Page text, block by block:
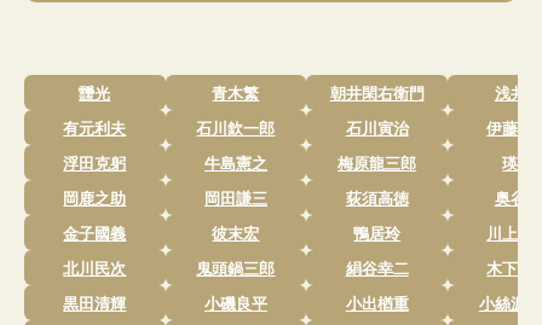
靉光 青木繁 朝井閑右衛門
浅井忠
有元利夫
石川欽一郎 石川寅治
伊藤清
浮田克躬
牛島憲之 梅原龍三郎
瑛九
岡鹿之助
岡田謙三 荻須高徳
奥谷博
金子國義
彼末宏 鴨居玲
川上冬
北川民次
鬼頭鍋三郎 絹谷幸二
木下孝
黒田清輝
小磯良平 小出楢重
小絲源